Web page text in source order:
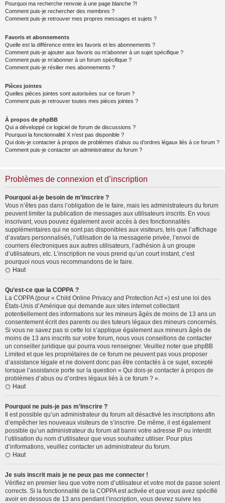
Pourquoi ma recherche renvoie à une page blanche ?!
Comment puis-je rechercher des membres ?
Comment puis-je retrouver mes propres messages et sujets ?
Favoris et abonnements
Quelle est la différence entre les favoris et les abonnements ?
Comment puis-je ajouter aux favoris ou m’abonner à un sujet spécifique ?
Comment puis-je m’abonner à un forum spécifique ?
Comment puis-je résilier mes abonnements ?
Pièces jointes
Quelles pièces jointes sont autorisées sur ce forum ?
Comment puis-je retrouver toutes mes pièces jointes ?
À propos de phpBB
Qui a développé ce logiciel de forum de discussions ?
Pourquoi la fonctionnalité X n’est pas disponible ?
Qui dois-je contacter à propos de problèmes d’abus ou d’ordres légaux liés à ce forum ?
Comment puis-je contacter un administrateur du forum ?
Problèmes de connexion et d’inscription
Pourquoi ai-je besoin de m’inscrire ?
Vous n’êtes pas dans l’obligation de le faire, mais les administrateurs du forum
peuvent limiter la publication de messages aux utilisateurs inscrits. En vous
inscrivant, vous pouvez également avoir accès à des fonctionnalités
supplémentaires qui ne sont pas disponibles aux visiteurs, tels que l’affichage
d’avatars personnalisés, l’utilisation de la messagerie privée, l’envoi de
courriers électroniques aux autres utilisateurs, l’adhésion à un groupe
d’utilisateurs, etc. L’inscription ne vous prend qu’un court instant, c’est
pourquoi nous vous recommandons de le faire.
Haut
Qu’est-ce que la COPPA ?
La COPPA (pour « Child Online Privacy and Protection Act ») est une loi des
États-Unis d’Amérique qui demande aux sites internet collectant
potentiellement des informations sur les mineurs âgés de moins de 13 ans un
consentement écrit des parents ou des tuteurs légaux des mineurs concernés.
Si vous ne savez pas si cette loi s’applique également aux mineurs âgés de
moins de 13 ans inscrits sur votre forum, nous vous conseillons de contacter
un conseiller juridique qui pourra vous renseigner. Veuillez noter que phpBB
Limited et que les propriétaires de ce forum ne peuvent pas vous proposer
d’assistance légale et ne doivent donc pas être contactés à ce sujet, excepté
lorsque l’assistance porte sur la question « Qui dois-je contacter à propos de
problèmes d’abus ou d’ordres légaux liés à ce forum ? ».
Haut
Pourquoi ne puis-je pas m’inscrire ?
Il est possible qu’un administrateur du forum ait désactivé les inscriptions afin
d’empêcher les nouveaux visiteurs de s’inscrire. De même, il est également
possible qu’un administrateur du forum ait banni votre adresse IP ou interdit
l’utilisation du nom d’utilisateur que vous souhaitez utiliser. Pour plus
d’informations, veuillez contacter un administrateur du forum.
Haut
Je suis inscrit mais je ne peux pas me connecter !
Vérifiez en premier lieu que votre nom d’utilisateur et votre mot de passe soient
corrects. Si la fonctionnalité de la COPPA est activée et que vous avez spécifié
avoir en dessous de 13 ans pendant l’inscription, vous devrez suivre les